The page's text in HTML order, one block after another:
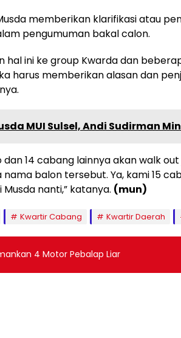
memberikan klarifikasi atau
pengumuman bakal calon.
hal ini ke group Kwarda dan
harus memberikan alasan dan
MUI Sulsel, Andi Sudirman
dan 14 cabang lainnya akan walk
balon tersebut. Ya, kami 15
nanti,” katanya. (mun)
Kwartir Cabang Kwartir Daerah
4 Motor Pebalap Liar